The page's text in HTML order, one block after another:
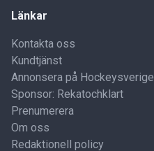
Länkar
Kontakta oss
Kundtjänst
Annonsera på Hockeysverige
Sponsor: Rekatochklart
Prenumerera
Om oss
Redaktionell policy